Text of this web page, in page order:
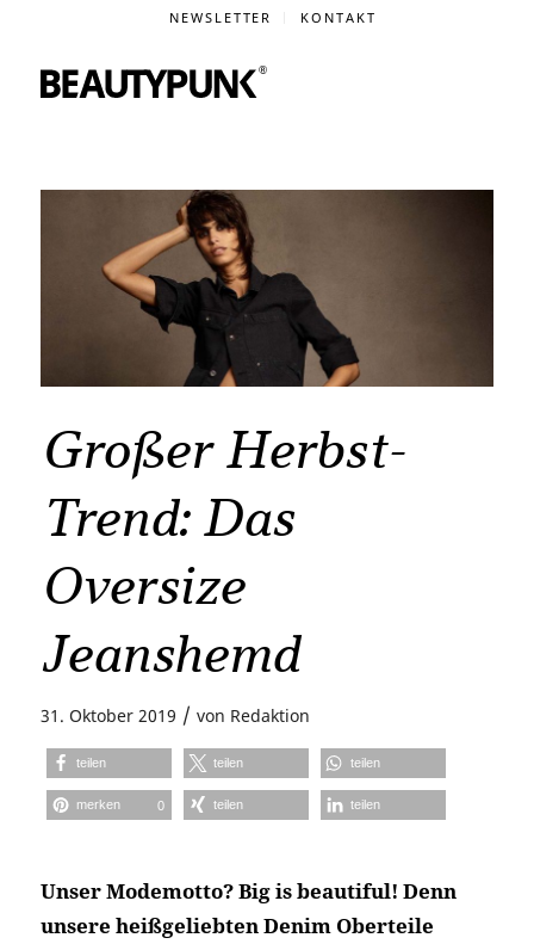
NEWSLETTER KONTAKT
Großer Herbst-
Trend: Das
Oversize
Jeanshemd
31. Oktober 2019 / von Redaktion
teilen teilen teilen
merken 0 teilen teilen
Unser Modemotto? Big is beautiful! Denn
unsere heißgeliebten Denim Oberteile